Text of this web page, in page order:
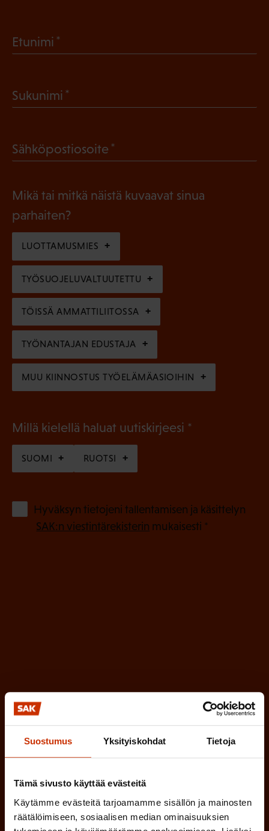
Suostumus Yksityiskohdat Tietoja
Tämä sivusto käyttää evästeitä
Käytämme evästeitä tarjoamamme sisällön ja mainosten
räätälöimiseen, sosiaalisen median ominaisuuksien
Etunimi
l
n
e
)
Sukunimi
k
l
i
n
e
n
)
Sähköpostiosoite
l
i
n
e
n
)
Mikä tai mitkä näistä kuvaavat sinua
parhaiten?
LUOTTAMUSMIES
TYÖSUOJELUVALTUUTETTU
TÖISSÄ AMMATTILIITOSSA
TYÖNANTAJAN EDUSTAJA
MUU KIINNOSTUS TYÖELÄMÄASIOIHIN
Millä kielellä haluat uutiskirjeesi
o
l
SUOMI RUOTSI
Hyväksyn tietojeni tallentamisen ja käsittelyn
SAK:n viestintärekisterin mukaisesti *
Tilaa